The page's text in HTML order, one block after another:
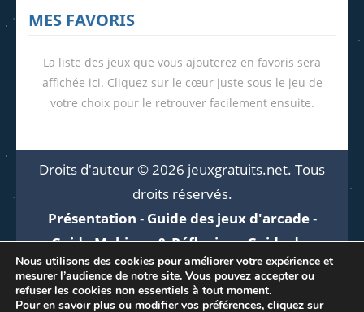
MES FAVORIS
La liste des jeux que vous ajouterez en favoris sera
affichée ici. Cliquez sur le cœur juste sous le jeu de
votre choix pour le retrouver facilement ensuite.
Droits d'auteur © 2026 jeuxgratuits.net. Tous
droits réservés.
Présentation - Guide des jeux d'arcade-
Guide Mahjong & Réflexion-Guide des
jeux en ligne-Aide
Mentions légales-Politique de
Nous utilisons des cookies pour améliorer votre expérience et
mesurer l’audience de notre site. Vous pouvez accepter ou
refuser les cookies non essentiels à tout moment.
Pour en savoir plus ou modifier vos préférences, cliquez sur